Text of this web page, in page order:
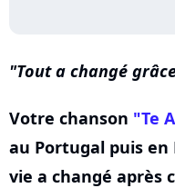
Tout a changé
Votre chanson "Te
au Portugal puis
vie a changé après